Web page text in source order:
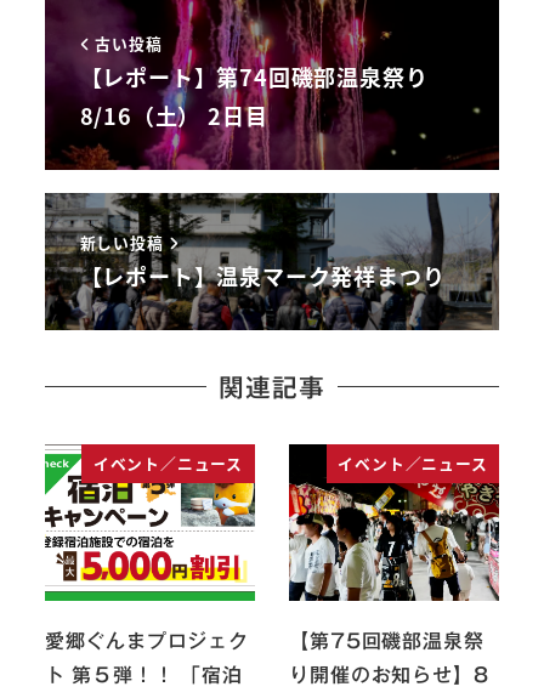
古い投稿
【レポート】第74回磯部温泉祭り
8/16（土） 2日目
新しい投稿
【レポート】温泉マーク発祥まつり
関連記事
イベント／ニュース
愛郷ぐんまプロジェク
ト 第５弾！！ 「宿泊
イベント／ニュース
【第75回磯部温泉祭
り開催のお知らせ】8